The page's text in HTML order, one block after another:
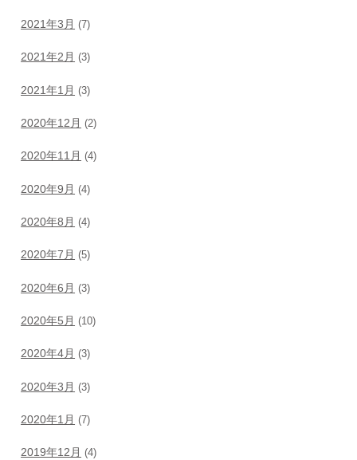
2021年3月 (7)
2021年2月 (3)
2021年1月 (3)
2020年12月 (2)
2020年11月 (4)
2020年9月 (4)
2020年8月 (4)
2020年7月 (5)
2020年6月 (3)
2020年5月 (10)
2020年4月 (3)
2020年3月 (3)
2020年1月 (7)
2019年12月 (4)